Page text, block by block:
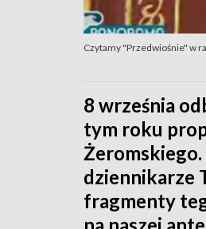
Czytamy "Przedwiośnie" w
8 września
tym roku
dziennikarze
fragmenty
na naszej